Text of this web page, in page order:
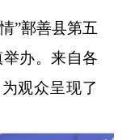
”鄯善县第五
办。来自各
观众呈现了